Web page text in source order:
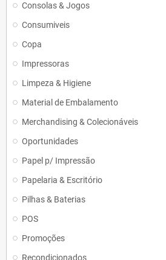
Consolas & Jogos
Consumiveis
Copa
Impressoras
Limpeza & Higiene
Material de Embalamento
Merchandising & Colecionáveis
Oportunidades
Papel p/ Impressão
Papelaria & Escritório
Pilhas & Baterias
POS
Promoções
Recondicionados